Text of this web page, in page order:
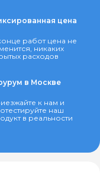
цена
работ цена не
никаких
расходов
в Москве
к нам и
наш
в реальности